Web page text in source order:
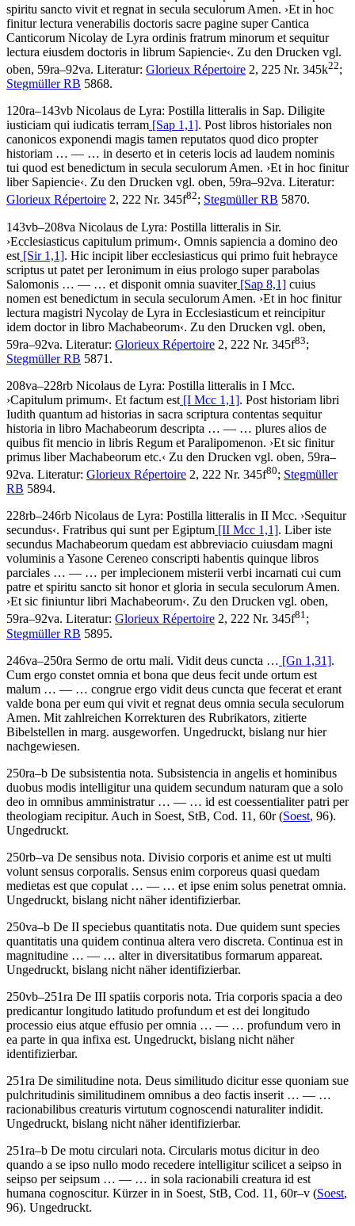
spiritu sancto vivit et regnat in secula seculorum Amen. ›Et in hoc
finitur lectura venerabilis doctoris sacre pagine super Cantica
Canticorum Nicolay de Lyra ordinis fratrum minorum et sequitur
lectura eiusdem doctoris in librum Sapiencie‹. Zu den Drucken vgl.
oben, 59ra–92va. Literatur: Glorieux Répertoire 2, 225 Nr. 345k22;
Stegmüller RB 5868.
120ra–143vb Nicolaus de Lyra: Postilla litteralis in Sap. Diligite
iusticiam qui iudicatis terram [Sap 1,1]. Post libros historiales non
canonicos exponendi magis tamen reputatos quod dico propter
historiam … — … in deserto et in ceteris locis ad laudem nominis
tui quod est benedictum in secula seculorum Amen. ›Et in hoc finitur
liber Sapiencie‹. Zu den Drucken vgl. oben, 59ra–92va. Literatur:
Glorieux Répertoire 2, 222 Nr. 345f82; Stegmüller RB 5870.
143vb–208va Nicolaus de Lyra: Postilla litteralis in Sir.
›Ecclesiasticus capitulum primum‹. Omnis sapiencia a domino deo
est [Sir 1,1]. Hic incipit liber ecclesiasticus qui primo fuit hebrayce
scriptus ut patet per Ieronimum in eius prologo super parabolas
Salomonis … — … et disponit omnia suaviter[Sap 8,1] cuius
nomen est benedictum in secula seculorum Amen. ›Et in hoc finitur
lectura magistri Nycolay de Lyra in Ecclesiasticum et reincipitur
idem doctor in libro Machabeorum‹. Zu den Drucken vgl. oben,
59ra–92va. Literatur: Glorieux Répertoire 2, 222 Nr. 345f83;
Stegmüller RB 5871.
208va–228rb Nicolaus de Lyra: Postilla litteralis in I Mcc.
›Capitulum primum‹. Et factum est [I Mcc 1,1]. Post historiam libri
Iudith quantum ad historias in sacra scriptura contentas sequitur
historia in libro Machabeorum descripta … — … plures alios de
quibus fit mencio in libris Regum et Paralipomenon. ›Et sic finitur
primus liber Machabeorum etc.‹ Zu den Drucken vgl. oben, 59ra–
92va. Literatur: Glorieux Répertoire 2, 222 Nr. 345f80; Stegmüller
RB 5894.
228rb–246rb Nicolaus de Lyra: Postilla litteralis in II Mcc. ›Sequitur
secundus‹. Fratribus qui sunt per Egiptum [II Mcc 1,1]. Liber iste
secundus Machabeorum quedam est abbreviacio cuiusdam magni
voluminis a Yasone Cereneo conscripti habentis quinque libros
parciales … — … per implecionem misterii verbi incarnati cui cum
patre et spiritu sancto sit honor et gloria in secula seculorum Amen.
›Et sic finiuntur libri Machabeorum‹. Zu den Drucken vgl. oben,
59ra–92va. Literatur: Glorieux Répertoire 2, 222 Nr. 345f81;
Stegmüller RB 5895.
246va–250ra Sermo de ortu mali. Vidit deus cuncta … [Gn 1,31].
Cum ergo constet omnia et bona que deus fecit unde ortum est
malum … — … congrue ergo vidit deus cuncta que fecerat et erant
valde bona per eum qui vivit et regnat deus omnia secula seculorum
Amen. Mit zahlreichen Korrekturen des Rubrikators, zitierte
Bibelstellen in marg. ausgeworfen. Ungedruckt, bislang nur hier
nachgewiesen.
250ra–b De subsistentia nota. Subsistencia in angelis et hominibus
duobus modis intelligitur una quidem secundum naturam que a solo
deo in omnibus amministratur… — … id est coessentialiter patri per
theologiam recipitur. Auch in Soest, StB, Cod. 11, 60r (Soest, 96).
Ungedruckt.
250rb–va De sensibus nota. Divisio corporis et anime est ut multi
volunt sensus corporalis. Sensus enim corporeus quasi quedam
medietas est que copulat … — … et ipse enim solus penetrat omnia.
Ungedruckt, bislang nicht näher identifizierbar.
250va–b De II speciebus quantitatis nota. Due quidem sunt species
quantitatis una quidem continua altera vero discreta. Continua est in
magnitudine … — … alter in diversitatibus formarum appareat.
Ungedruckt, bislang nicht näher identifizierbar.
250vb–251ra De III spatiis corporis nota. Tria corporis spacia a deo
predicantur longitudo latitudo profundum et est dei longitudo
processio eius atque effusio per omnia … — … profundum vero in
ea parte in qua infixa est. Ungedruckt, bislang nicht näher
identifizierbar.
251ra De similitudine nota. Deus similitudo dicitur esse quoniam sue
pulchritudinis similitudinem omnibus a deo factis inserit … — …
racionabilibus creaturis virtutum cognoscendi naturaliter indidit.
Ungedruckt, bislang nicht näher identifizierbar.
251ra–b De motu circulari nota. Circularis motus dicitur in deo
quando a se ipso nullo modo recedere intelligitur scilicet a seipso in
seipso per seipsum … — … in sola racionabili creatura id est
humana cognoscitur. Kürzer in in Soest, StB, Cod. 11, 60r–v (Soest,
96). Ungedruckt.